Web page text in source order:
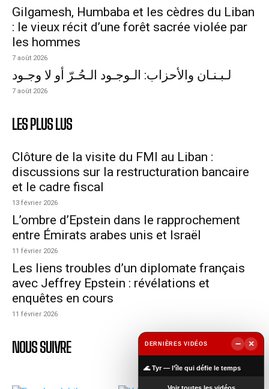
Gilgamesh, Humbaba et les cèdres du Liban
: le vieux récit d’une forêt sacrée violée par
les hommes
7 août 2026
لـبـنـان والأحزاب: الـوجـود الـحُـرّ أو لا وجـود
7 août 2026
LES PLUS LUS
Clôture de la visite du FMI au Liban :
discussions sur la restructuration bancaire
et le cadre fiscal
13 février 2026
L’ombre d’Epstein dans le rapprochement
entre Émirats arabes unis et Israël
11 février 2026
Les liens troubles d’un diplomate français
avec Jeffrey Epstein : révélations et
enquêtes en cours
11 février 2026
NOUS SUIVRE DERNIÈRES VIDÉOS −
×
🌊 Tyr — l’île qui défie le temps